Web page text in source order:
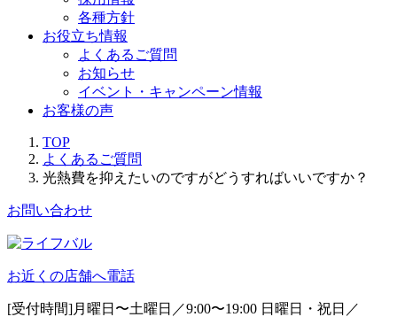
各種方針
お役立ち情報
よくあるご質問
お知らせ
イベント・キャンペーン情報
お客様の声
TOP
よくあるご質問
光熱費を抑えたいのですがどうすればいいですか？
お問い合わせ
お近くの店舗へ電話
[受付時間]月曜日〜土曜日／9:00〜19:00 日曜日・祝日／